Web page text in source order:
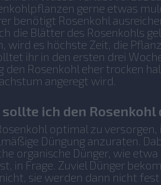
gerne etwas
benötigt Rosenkohl
die Blätter des Rosenkohls
wird es höchste Zeit, die
ihr in den ersten drei
den Rosenkohl eher trocken
angeregt wird.
ich den Rosenkohl
optimal zu
Düngung anzuraten.
organische Dünger, wie
in Frage. Zuviel Dünger
sie werden dann nicht fest